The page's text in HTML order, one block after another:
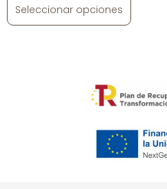
Seleccionar opciones